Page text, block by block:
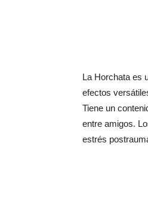
La Horchata es
efectos
Tiene un
entre amigos.
estrés